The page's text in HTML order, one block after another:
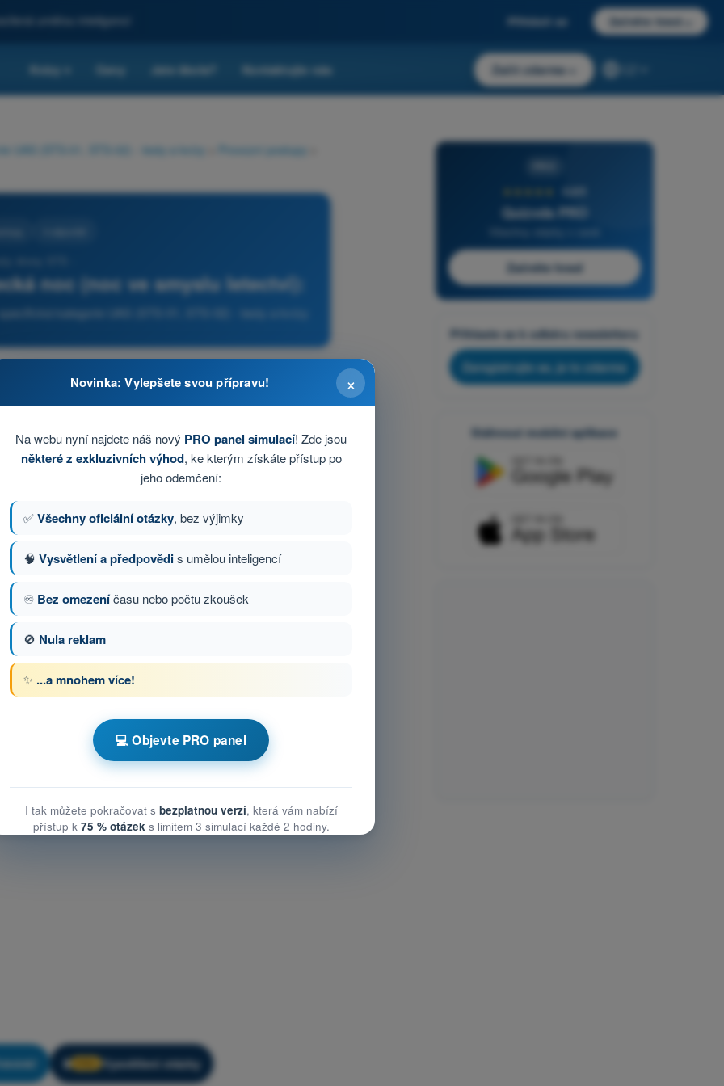
umělou inteligencí Přihlásit se Začněte hned
Kvízy Ceny Jste škola? Kontaktujte nás Začít zdarma
UAS (STS-01, STS-02) - testy a kvízy Provozní postupy
noc (noc ve smyslu letectví):
kategorie UAS (STS-01, STS-02) - testy a kvízy
19 z 96 Další otázka
drony STS - specifická kategorie UAS
Trénink kvízů Testy drony STS - Provozní postupy
🔒 Vysvětlení otázky
4,6/5
Quizvds PRO
Začněte hned
Přihlaste se k odběru newsletteru
Zaregistrujte se, je to zdarma
Stáhnout mobilní aplikace
×
Novinka: Vylepšete svou přípravu!
Na webu nyní najdete náš nový PRO panel simulací! Zde jsou
některé z exkluzivních výhod, ke kterým získáte přístup po
jeho odemčení:
✅Všechny oficiální otázky, bez výjimky
🧠 Vysvětlení a předpovědis umělou inteligencí
♾️ Bez omezeníčasu nebo počtu zkoušek
🚫 Nula reklam
✨ ...a mnohem více!
💻 Objevte PRO panel
I tak můžete pokračovat s bezplatnou verzí, která vám nabízí
přístup k 75 % otázeks limitem 3 simulací každé 2 hodiny.